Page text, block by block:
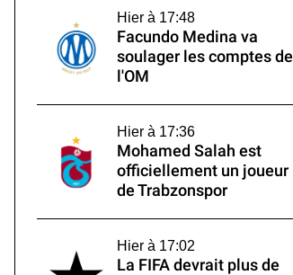
Hier à 17:48
Facundo Medina va
soulager les comptes de
l'OM
Hier à 17:36
Mohamed Salah est
officiellement un joueur
de Trabzonspor
Hier à 17:02
La FIFA devrait plus de